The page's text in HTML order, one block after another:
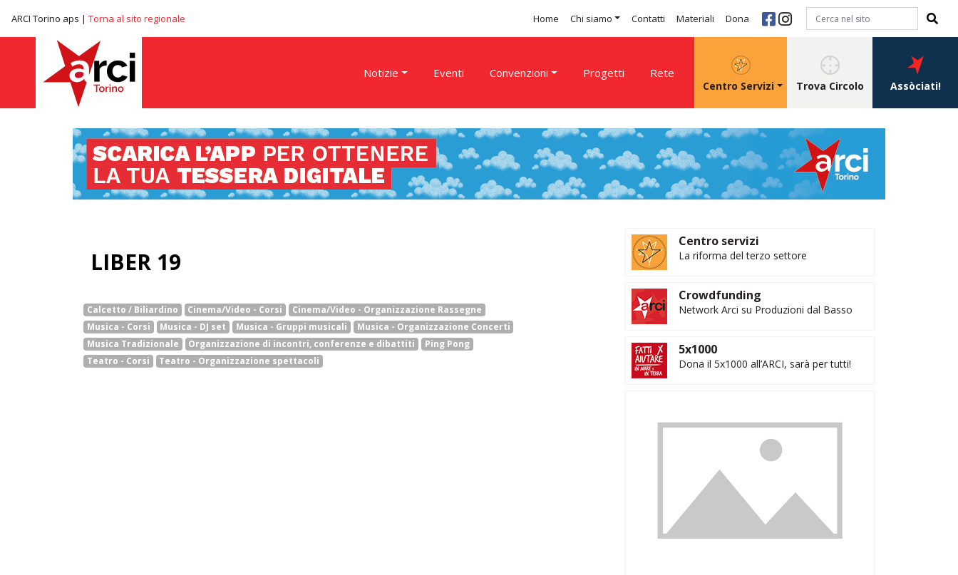
ARCI Torino aps | Torna al sito regionale Home Chi siamo Contatti Materiali Dona
Notizie Eventi Convenzioni Progetti Rete
Centro Servizi Trova Circolo Assòciati!
LIBER 19
Calcetto / Biliardino Cinema/Video - Corsi
Cinema/Video - Organizzazione Rassegne
Musica - Corsi
Musica - DJ set Musica - Gruppi musicali
Musica - Organizzazione Concerti
Musica Tradizionale
Organizzazione di incontri, conferenze e dibattiti
Ping Pong
Teatro - Corsi
Teatro - Organizzazione spettacoli
Centro servizi
La riforma del terzo settore
Crowdfunding
Network Arci su Produzioni dal Basso
5x1000
Dona il 5x1000 all’ARCI, sarà per tutti!